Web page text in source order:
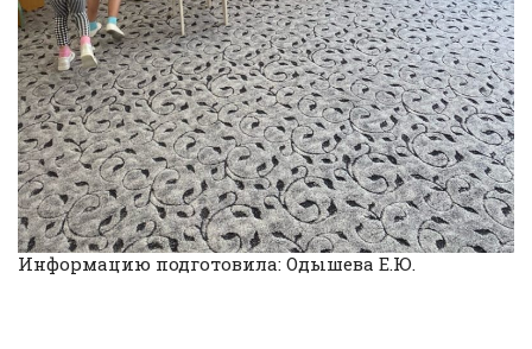
Информацию подготовила: Одышева Е.Ю.